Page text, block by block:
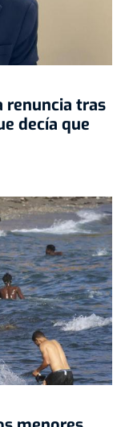
renuncia tras
decía que